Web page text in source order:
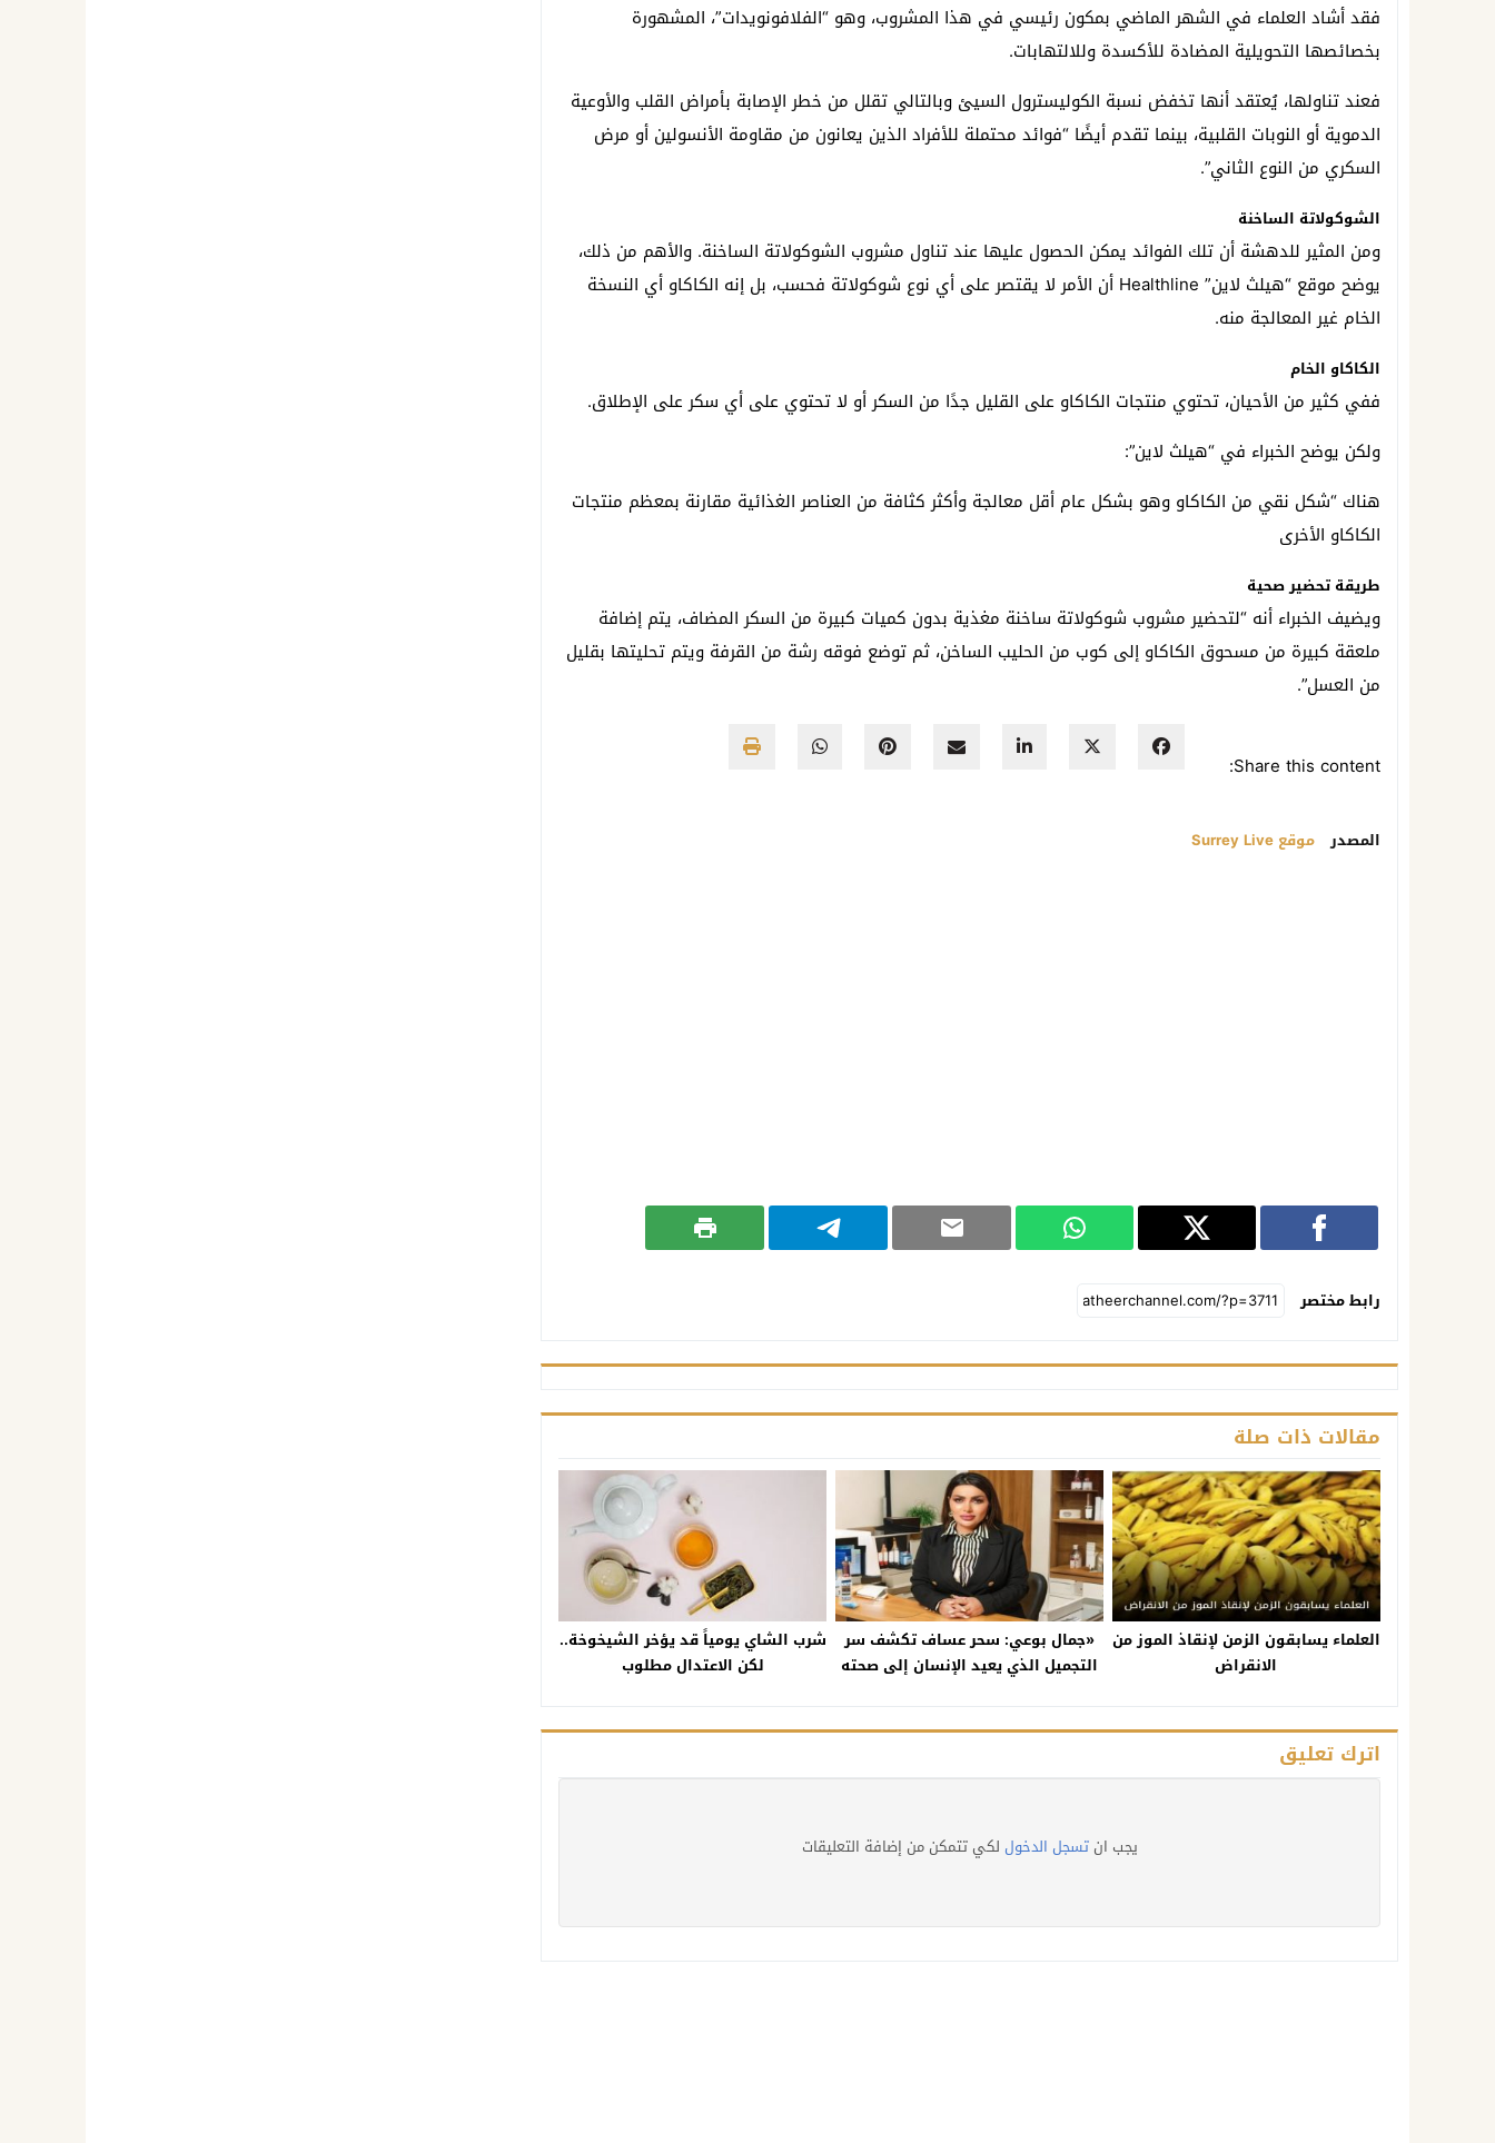
فقد أشاد العلماء في الشهر الماضي بمكون رئيسي في هذا المشروب، وهو “الفلافونويدات”، المشهورة
بخصائصها التحويلية المضادة للأكسدة وللالتهابات.
فعند تناولها، يُعتقد أنها تخفض نسبة الكوليسترول السيئ وبالتالي تقلل من خطر الإصابة بأمراض القلب والأوعية
الدموية أو النوبات القلبية، بينما تقدم أيضًا “فوائد محتملة للأفراد الذين يعانون من مقاومة الأنسولين أو مرض
السكري من النوع الثاني”.
الشوكولاتة الساخنة
ومن المثير للدهشة أن تلك الفوائد يمكن الحصول عليها عند تناول مشروب الشوكولاتة الساخنة. والأهم من ذلك،
يوضح موقع “هيلث لاين” Healthline أن الأمر لا يقتصر على أي نوع شوكولاتة فحسب، بل إنه الكاكاو أي النسخة
الخام غير المعالجة منه.
الكاكاو الخام
ففي كثير من الأحيان، تحتوي منتجات الكاكاو على القليل جدًا من السكر أو لا تحتوي على أي سكر على الإطلاق.
ولكن يوضح الخبراء في “هيلث لاين”:
هناك “شكل نقي من الكاكاو وهو بشكل عام أقل معالجة وأكثر كثافة من العناصر الغذائية مقارنة بمعظم منتجات
الكاكاو الأخرى
طريقة تحضير صحية
ويضيف الخبراء أنه “لتحضير مشروب شوكولاتة ساخنة مغذية بدون كميات كبيرة من السكر المضاف، يتم إضافة
ملعقة كبيرة من مسحوق الكاكاو إلى كوب من الحليب الساخن، ثم توضع فوقه رشة من القرفة ويتم تحليتها بقليل
من العسل”.
Share this content:
المصدر موقع Surrey Live
رابط مختصر
مقالات ذات صلة
العلماء يسابقون الزمن لإنقاذ الموز من
الانقراض
«جمال بوعي: سحر عساف تكشف سر
التجميل الذي يعيد الإنسان إلى صحته
شرب الشاي يومياً قد يؤخر الشيخوخة..
لكن الاعتدال مطلوب
اترك تعليق
يجب انتسجل الدخول لكي تتمكن من إضافة التعليقات